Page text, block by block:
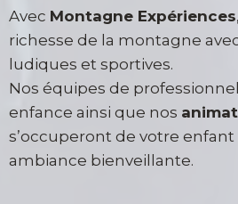
6 ans à 8 ans
Grands aventuriers
9 ans à 13 ans
Avec Montagne Expériences
richesse de la montagne
ludiques et sportives.
Nos équipes de
enfance ainsi que nos
s’occuperont de votre
ambiance bienveillante.